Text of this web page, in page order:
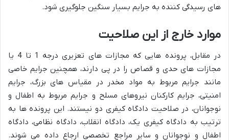
های رسیدگی کننده به جرایم بسیار سنگین جلوگیری شود.
موارد خارج از این صلاحیت
در مقابل، پرونده هایی که مجازات های تعزیری درجه 1 تا 4 یا
مجازات های حدی و قصاص را در پی دارند، همچنین جرایم خاصی
مانند جرایم مربوط به مواد مخدر در مقیاس های بزرگ، جرایم
امنیتی، جرایم کارکنان نیروهای مسلح و جرایم مربوط به اطفال و
نوجوانان، در صلاحیت دادگاه کیفری دو نیستند. این پرونده ها به
ترتیب به دادگاه کیفری یک، دادگاه انقلاب، دادگاه نظامی، دادگاه
اطفال و نوجوانان و سایر مراجع تخصصی ارجاع داده می شوند.